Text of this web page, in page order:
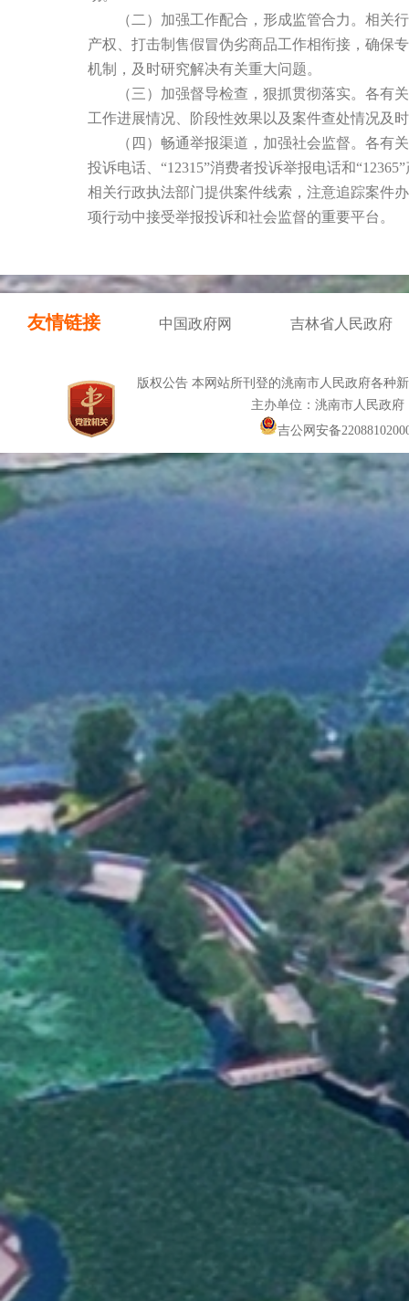
（二）加强工作配合，形成监管合力。相关行
产权、打击制售假冒伪劣商品工作相衔接，确保
机制，及时研究解决有关重大问题。
（三）加强督导检查，狠抓贯彻落实。各有关
工作进展情况、阶段性效果以及案件查处情况及
（四）畅通举报渠道，加强社会监督。各有关
投诉电话、“12315”消费者投诉举报电话和
相关行政执法部门提供案件线索，注意追踪案件
项行动中接受举报投诉和社会监督的重要平台。
友情链接 中国政府网 吉林省人民政府
版权公告 本网站所刊登的洮南市人民政府各种
主办单位：洮南市人民政
吉公网安备